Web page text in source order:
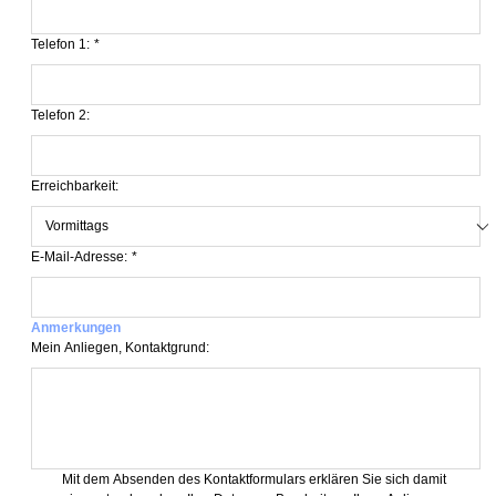
Telefon 1: *
Telefon 2:
Erreichbarkeit:
E-Mail-Adresse: *
Anmerkungen
Mein Anliegen, Kontaktgrund:
Mit dem Absenden des Kontaktformulars erklären Sie sich damit